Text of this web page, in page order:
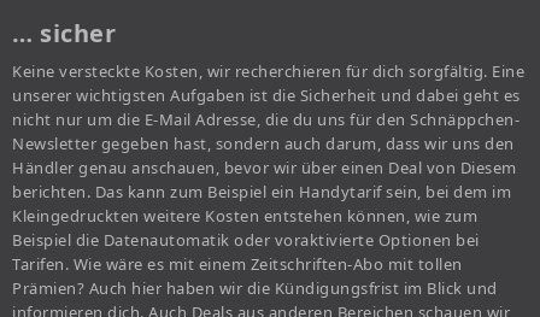
… sicher
Keine versteckte Kosten, wir recherchieren für dich sorgfältig. Eine
unserer wichtigsten Aufgaben ist die Sicherheit und dabei geht es
nicht nur um die E-Mail Adresse, die du uns für den Schnäppchen-
Newsletter gegeben hast, sondern auch darum, dass wir uns den
Händler genau anschauen, bevor wir über einen Deal von Diesem
berichten. Das kann zum Beispiel ein Handytarif sein, bei dem im
Kleingedruckten weitere Kosten entstehen können, wie zum
Beispiel die Datenautomatik oder voraktivierte Optionen bei
Tarifen. Wie wäre es mit einem Zeitschriften-Abo mit tollen
Prämien? Auch hier haben wir die Kündigungsfrist im Blick und
informieren dich. Auch Deals aus anderen Bereichen schauen wir